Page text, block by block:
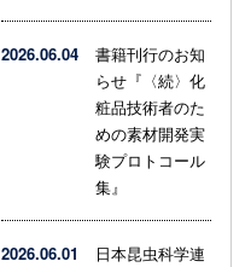
2026.06.04
書籍刊行のお知
らせ『〈続〉化
粧品技術者のた
めの素材開発実
験プロトコール
集』
2026.06.01
日本昆虫科学連